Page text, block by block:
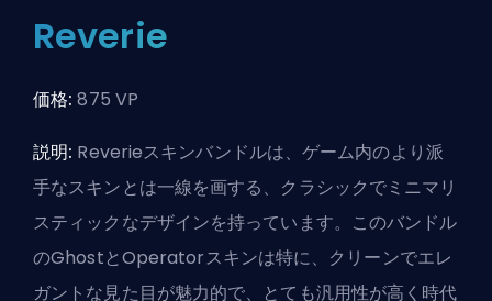
Reverie
価格:875 VP
説明: Reverieスキンバンドルは、ゲーム内のより派
手なスキンとは一線を画する、クラシックでミニマリ
スティックなデザインを持っています。このバンドル
のGhostとOperatorスキンは特に、クリーンでエレ
ガントな見た目が魅力的で、とても汎用性が高く時代